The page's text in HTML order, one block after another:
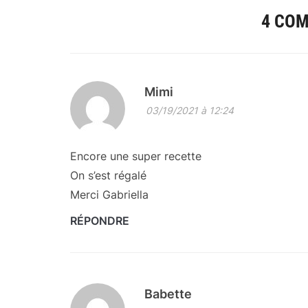
4
Mimi
03/19/2021 à 12:24
Encore une super recette
On s’est régalé
Merci Gabriella
RÉPONDRE
Babette